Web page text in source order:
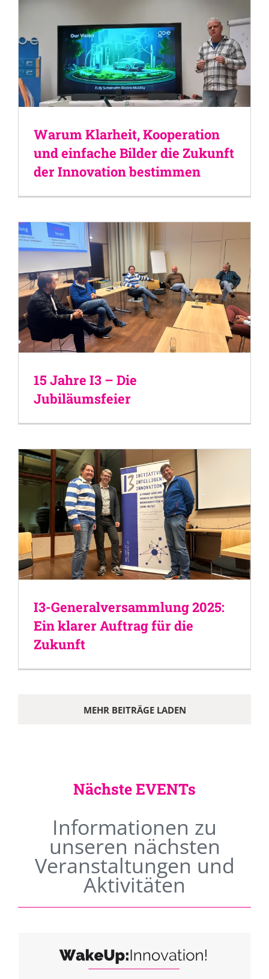
Warum Klarheit, Kooperation
und einfache Bilder die Zukunft
der Innovation bestimmen
15 Jahre I3 – Die
Jubiläumsfeier
I3-Generalversammlung 2025:
Ein klarer Auftrag für die
Zukunft
MEHR BEITRÄGE LADEN
Nächste EVENTs
Informationen zu
unseren nächsten
Veranstaltungen und
Aktivitäten